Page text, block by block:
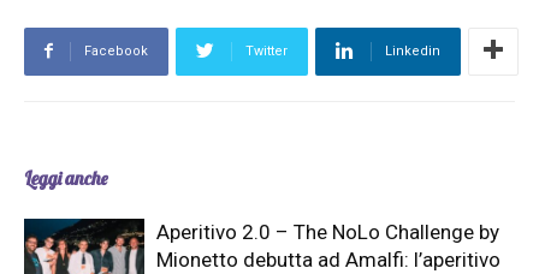
Facebook Twitter Linkedin
Leggi anche
Aperitivo 2.0 – The NoLo Challenge by
Mionetto debutta ad Amalfi: l’aperitivo